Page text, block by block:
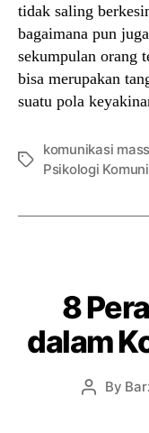
tidak saling
bagaimana pun
sekumpulan orang
bisa merupakan
suatu pola
Tags
komunikasi
Psikologi
8
dalam
Post
By